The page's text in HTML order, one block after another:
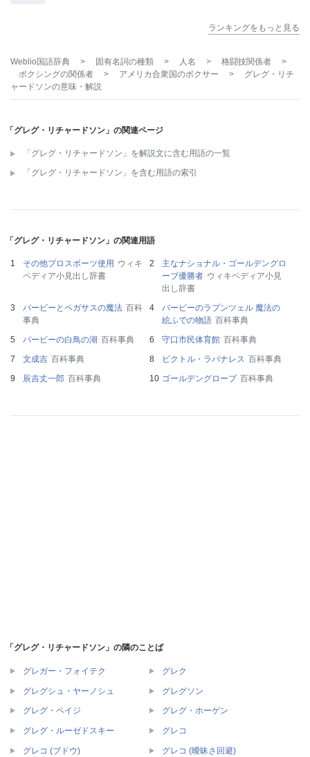
ランキングをもっと見る
Weblio国語辞典 > 固有名詞の種類 > 人名 > 格闘技関係者
>
ボクシングの関係者
> アメリカ合衆国のボクサー >
グレグ・リチ
ャードソンの意味・解説
「グレグ・リチャードソン」の関連ページ
「グレグ・リチャードソン」を解説文に含む用語の一覧
「グレグ・リチャードソン」を含む用語の索引
「グレグ・リチャードソン」の関連用語
その他プロスポーツ使用 ウィキ
ペディア小見出し辞書
主なナショナル・ゴールデングロ
ーブ優勝者 ウィキペディア小見
出し辞書
バービーとペガサスの魔法 百科
事典
バービーのラプンツェル 魔法の
絵ふでの物語 百科事典
バービーの白鳥の湖 百科事典 守口市民体育館 百科事典
文成吉 百科事典 ビクトル・ラバナレス 百科事典
辰吉丈一郎 百科事典 ゴールデングローブ 百科事典
「グレグ・リチャードソン」の隣のことば
グレガー・フォイテク グレク
グレグシュ・ヤーノシュ グレグソン
グレグ・ペイジ グレグ・ホーゲン
グレグ・ルーゼドスキー グレコ
グレコ (ブドウ) グレコ (曖昧さ回避)